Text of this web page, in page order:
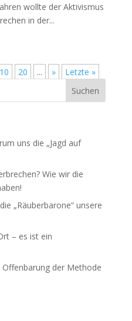
woll­te der Akti­vis­mus
in der...
10 20 ... » Letzte »
uns die „Jagd auf
Wie wir die
„Räuberbarone“ unsere
– es ist ein
Offenbarung der Methode